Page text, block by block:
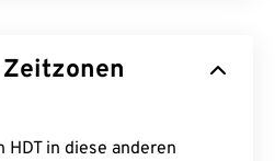
HDT in diese anderen